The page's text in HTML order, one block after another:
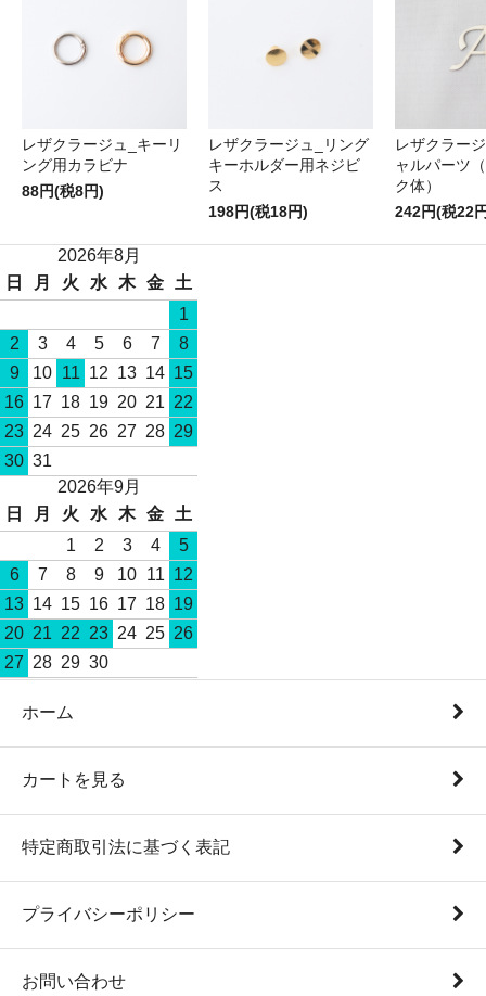
レザクラージュ_キーリ
ング用カラビナ
88円(税8円)
レザクラージュ_リング
キーホルダー用ネジビ
ス
198円(税18円)
レザクラー
ャルパーツ
ク体）
242円(税22
2026年8月
日
月 火 水 木 金
土
1
2
3 4 5 6 7
8
9
10 11 12 13 14 15
16 17 18 19 20 21 22
23 24 25 26 27 28 29
30 31
2026年9月
日
月 火 水 木 金
土
1
2 3 4
5
6
7 8 9 10 11 12
13 14 15 16 17 18 19
20 21 22 23 24 25 26
27 28 29 30
ホーム
カートを見る
特定商取引法に基づく表記
プライバシーポリシー
お問い合わせ